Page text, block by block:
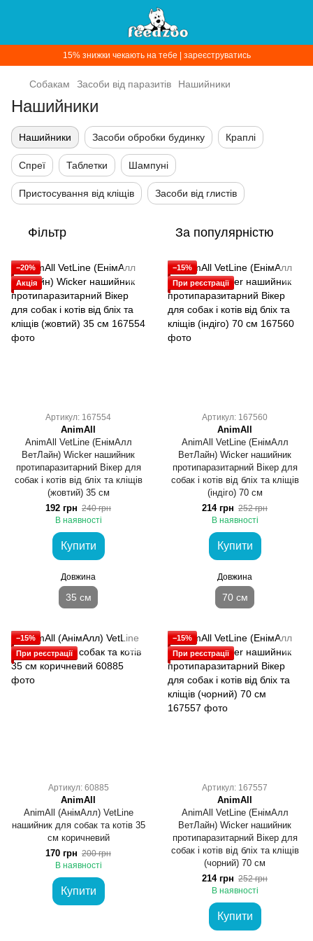
15% знижки чекають на тебе | зареєструватись
Собакам Засоби від паразитів Нашийники
Нашийники
Нашийники Засоби обробки будинку Краплі
Спреї Таблетки Шампуні
Пристосування від кліщів Засоби від глистів
Фільтр За популярністю
−20%
Акція
Артикул: 167554
AnimAll
AnimAll VetLine (ЕнімАлл
ВетЛайн) Wicker нашийник
протипаразитарний Вікер для
собак і котів від бліх та кліщів
(жовтий) 35 см
192 грн 240 грн
В наявності
Купити
Довжина
35 см
−15%
При реєстрації
Артикул: 167560
AnimAll
AnimAll VetLine (ЕнімАлл
ВетЛайн) Wicker нашийник
протипаразитарний Вікер для
собак і котів від бліх та кліщів
(індіго) 70 см
214 грн 252 грн
В наявності
Купити
Довжина
70 см
−15%
При реєстрації
Артикул: 60885
AnimAll
AnimAll (АнімАлл) VetLine
нашийник для собак та котів 35
см коричневий
170 грн 200 грн
В наявності
Купити
−15%
При реєстрації
Артикул: 167557
AnimAll
AnimAll VetLine (ЕнімАлл
ВетЛайн) Wicker нашийник
протипаразитарний Вікер для
собак і котів від бліх та кліщів
(чорний) 70 см
214 грн 252 грн
В наявності
Купити